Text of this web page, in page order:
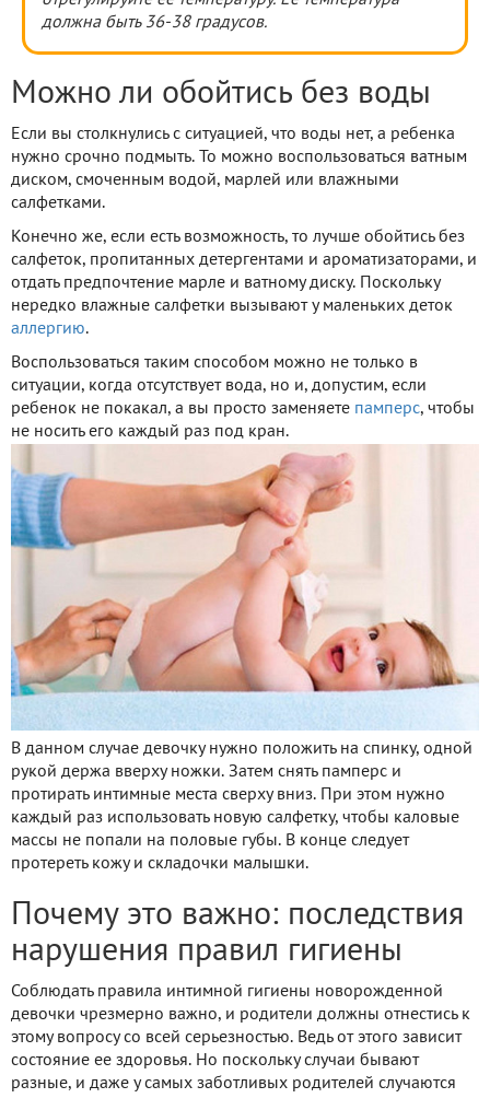
должна быть 36-38 градусов.
Можно ли обойтись без воды
Если вы столкнулись с ситуацией, что воды нет, а ребенка
нужно срочно подмыть. То можно воспользоваться ватным
диском, смоченным водой, марлей или влажными
салфетками.
Конечно же, если есть возможность, то лучше обойтись без
салфеток, пропитанных детергентами и ароматизаторами, и
отдать предпочтение марле и ватному диску. Поскольку
нередко влажные салфетки вызывают у маленьких деток
аллергию.
Воспользоваться таким способом можно не только в
ситуации, когда отсутствует вода, но и, допустим, если
ребенок не покакал, а вы просто заменяете памперс, чтобы
не носить его каждый раз под кран.
В данном случае девочку нужно положить на спинку, одной
рукой держа вверху ножки. Затем снять памперс и
протирать интимные места сверху вниз. При этом нужно
каждый раз использовать новую салфетку, чтобы каловые
массы не попали на половые губы. В конце следует
протереть кожу и складочки малышки.
Почему это важно: последствия
нарушения правил гигиены
Соблюдать правила интимной гигиены новорожденной
девочки чрезмерно важно, и родители должны отнестись к
этому вопросу со всей серьезностью. Ведь от этого зависит
состояние ее здоровья. Но поскольку случаи бывают
разные, и даже у самых заботливых родителей случаются